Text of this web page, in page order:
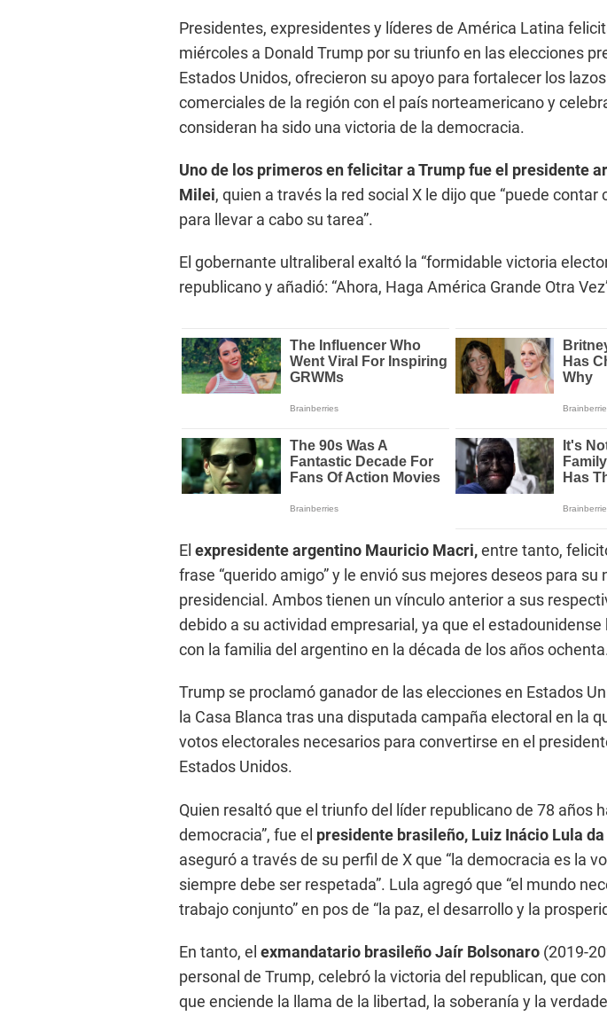
Presidentes, expresidentes y líderes de América Latina
miércoles a Donald Trump por su triunfo en las elecciones
Estados Unidos, ofrecieron su apoyo para fortalecer los
comerciales de la región con el país norteamericano y
consideran ha sido una victoria de la democracia.
Uno de los primeros en felicitar a Trump fue el presidente
Milei, quien a través la red social X le dijo que “puede contar
para llevar a cabo su tarea”.
El gobernante ultraliberal exaltó la “formidable victoria
republicano y añadió: “Ahora, Haga América Grande Otra
El expresidente argentino Mauricio Macri,entre tanto,
frase “querido amigo” y le envió sus mejores deseos para su
presidencial. Ambos tienen un vínculo anterior a sus
debido a su actividad empresarial, ya que el estadounidense
con la familia del argentino en la década de los años
Trump se proclamó ganador de las elecciones en Estados
la Casa Blanca tras una disputada campaña electoral en la
votos electorales necesarios para convertirse en el
Estados Unidos.
Quien resaltó que el triunfo del líder republicano de 78 años
democracia”, fue el presidente brasileño, Luiz Inácio Lula
aseguró a través de su perfil de X que “la democracia es la
siempre debe ser respetada”. Lula agregó que “el mundo
trabajo conjunto” en pos de “la paz, el desarrollo y la
En tanto, el exmandatario brasileño Jaír Bolsonaro (2019-
personal de Trump, celebró la victoria del republican, que
que enciende la llama de la libertad, la soberanía y la